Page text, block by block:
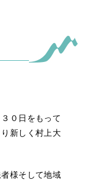
０日をもって
新しく村上大
様そして地域